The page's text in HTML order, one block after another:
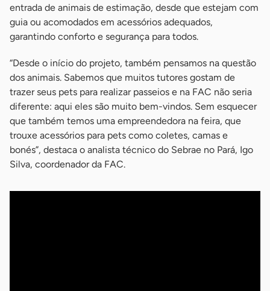
entrada de animais de estimação, desde que estejam com
guia ou acomodados em acessórios adequados,
garantindo conforto e segurança para todos.
“Desde o início do projeto, também pensamos na questão
dos animais. Sabemos que muitos tutores gostam de
trazer seus pets para realizar passeios e na FAC não seria
diferente: aqui eles são muito bem-vindos. Sem esquecer
que também temos uma empreendedora na feira, que
trouxe acessórios para pets como coletes, camas e
bonés”, destaca o analista técnico do Sebrae no Pará, Igo
Silva, coordenador da FAC.